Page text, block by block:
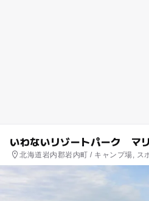
いわないリゾートパーク マ
北海道岩内郡岩内町 / キャンプ場, ス